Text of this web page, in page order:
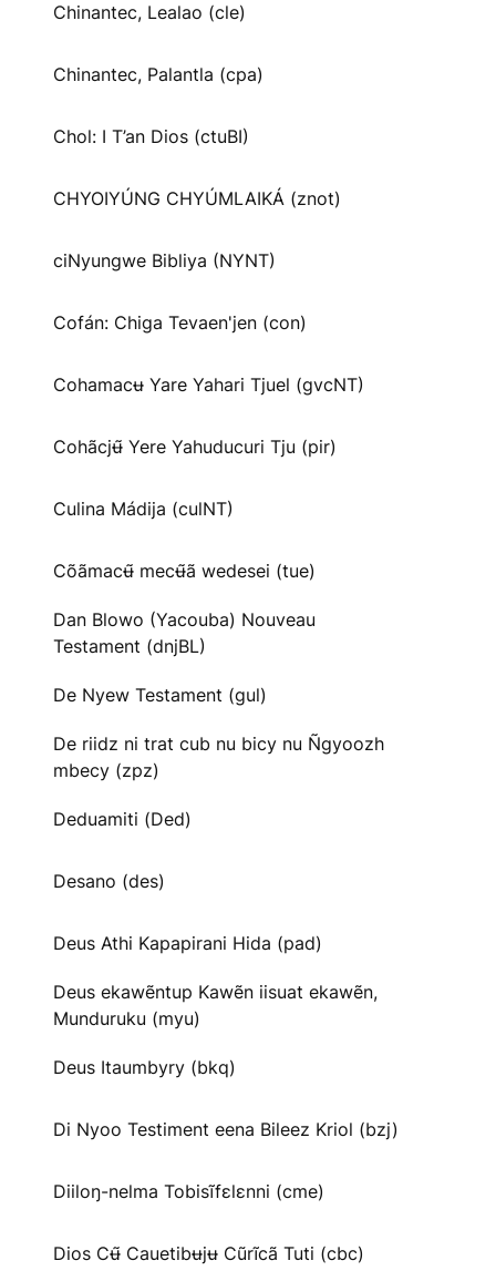
Chinantec, Lealao (cle)
Chinantec, Palantla (cpa)
Chol: I T’an Dios (ctuBI)
CHYOIYÚNG CHYÚMLAIKÁ (znot)
ciNyungwe Bibliya (NYNT)
Cofán: Chiga Tevaen'jen (con)
Cohamacʉ Yare Yahari Tjuel (gvcNT)
Cohãcjʉ̃ Yere Yahuducuri Tju (pir)
Culina Mádija (culNT)
Cõãmacʉ̃ mecʉ̃ã wedesei (tue)
Dan Blowo (Yacouba) Nouveau
Testament (dnjBL)
De Nyew Testament (gul)
De riidz ni trat cub nu bicy nu Ñgyoozh
mbecy (zpz)
Deduamiti (Ded)
Desano (des)
Deus Athi Kapapirani Hida (pad)
Deus ekawẽntup Kawẽn iisuat ekawẽn,
Munduruku (myu)
Deus Itaumbyry (bkq)
Di Nyoo Testiment eena Bileez Kriol (bzj)
Diiloŋ-nelma Tobisĩfɛlɛnni (cme)
Dios Cʉ̃ Cauetibʉjʉ Cũrĩcã Tuti (cbc)